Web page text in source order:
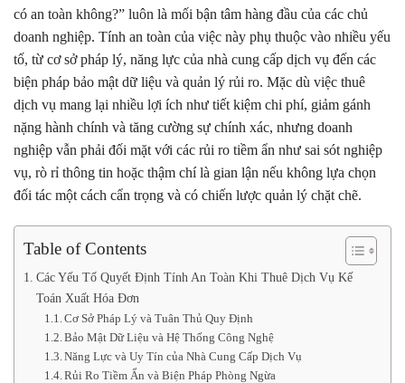
có an toàn không?” luôn là mối bận tâm hàng đầu của các chủ
doanh nghiệp. Tính an toàn của việc này phụ thuộc vào nhiều yếu
tố, từ cơ sở pháp lý, năng lực của nhà cung cấp dịch vụ đến các
biện pháp bảo mật dữ liệu và quản lý rủi ro. Mặc dù việc thuê
dịch vụ mang lại nhiều lợi ích như tiết kiệm chi phí, giảm gánh
nặng hành chính và tăng cường sự chính xác, nhưng doanh
nghiệp vẫn phải đối mặt với các rủi ro tiềm ẩn như sai sót nghiệp
vụ, rò rỉ thông tin hoặc thậm chí là gian lận nếu không lựa chọn
đối tác một cách cẩn trọng và có chiến lược quản lý chặt chẽ.
Table of Contents
Các Yếu Tố Quyết Định Tính An Toàn Khi Thuê Dịch Vụ Kế
Toán Xuất Hóa Đơn
Cơ Sở Pháp Lý và Tuân Thủ Quy Định
Bảo Mật Dữ Liệu và Hệ Thống Công Nghệ
Năng Lực và Uy Tín của Nhà Cung Cấp Dịch Vụ
Rủi Ro Tiềm Ẩn và Biện Pháp Phòng Ngừa